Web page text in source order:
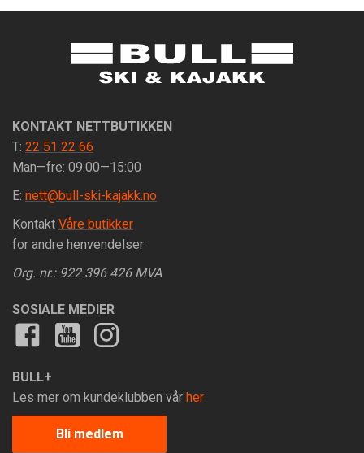
KONTAKT NETTBUTIKKEN
T: 22 51 22 66
Man—fre: 09:00—15:00
E: nett@bull-ski-kajakk.no
Kontakt Våre butikker
for andre henvendelser
Org. nr.: 922 396 426 MVA
SOSIALE MEDIER
BULL+
Les mer om kundeklubben vår her
Bli medlem